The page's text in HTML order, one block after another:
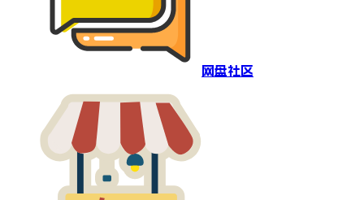
网盘社区